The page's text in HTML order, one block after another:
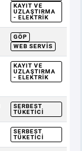
KAYIT VE
UZLAŞTIRMA
- ELEKTRIK
GÖP
WEB SERVIS
KAYIT VE
UZLAŞTIRMA
- ELEKTRIK
SERBEST
TÜKETICI
SERBEST
TÜKETICI